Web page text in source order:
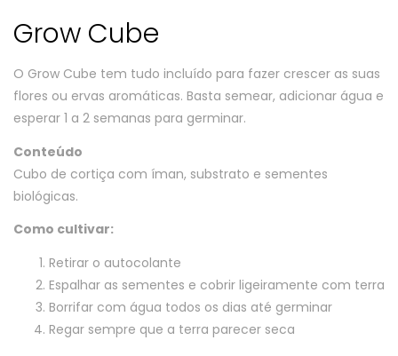
Grow Cube
O Grow Cube tem tudo incluído para fazer crescer as suas
flores ou ervas aromáticas. Basta semear, adicionar água e
esperar 1 a 2 semanas para germinar.
Conteúdo
Cubo de cortiça com íman, substrato e sementes
biológicas.
Como cultivar:
Retirar o autocolante
Espalhar as sementes e cobrir ligeiramente com terra
Borrifar com água todos os dias até germinar
Regar sempre que a terra parecer seca